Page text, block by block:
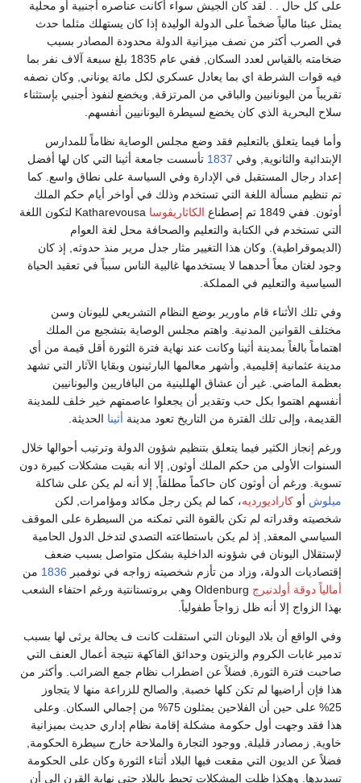
على كل حال . . لقد كان الجيش سواء أكانت عناصره أجنبية أو محلية
يمثل عبئا مالياً ضخماً على الدولة الوليدة إذا كان يستهلك مثلما حدث
في الصرب أكثر من نصف ميزانية الدولة محدودة المصادر بسبب
ضخامته بالقياس لعدد السكان, ففي عام 1835 بلغ سبعة آلاف نفر بما
فيه قوات الشرطة اي بما يعادل عسكري لكل مائة يوناني, وكان نصفه
تقريباً من اليونانيين والباقي من المرتزقة, ويخضع لنفوذ أجنبي بإستثناء
سلاح البحرية الذي كان يخضع لسيطرة اليونانيين أنفسهم.
وأما فيما يتعلق بالتعليم فقد وضع مجلس الوصاية نظاماً للمدارس
الإبتدائية والثانوية, وفي 1837 تأسست جامعة أثينا التي كان لها أفضل
إعداد رجال المستقبل في الإدارة وفي السياسة على نطاق واسع. كما
تم تنظيم مسألة اللغة التي تستخدم وذلك في أواخر أيام حكم الملك
أوثون. ففي 1849 تم إصطناع
الكاثاريڤوسا
Katharevousa لتكون اللغة
التي تستخدم في الكتابة والتعليم والصحافة محل لغة العوام
(الديموقراطية). وكان هذا التغيير مثار جدل مرير منذ حدوثه, إذ كان
وجود لغتان معاً أحدهما لا يستخدمها غالبية الناس سبباً في تعقيد الحياة
السياسية والتعليم في المملكة.
وفي تلك الأثناء قام ماورير بوضع النظام التشريعي لليونان وسن
مختلف القوانين المدنية. واهتم مجلس الوصاية بتشجيع من الملك
اهتماماً بالغاً بمدينة أثينا وكانت عند نهاية فترة الثورة أقل قيمة من أي
مدينة عثمانية إقليمية, وأشهر معالمها البارثينون وبقايا الآثار التي تشهد
بعظمة الماضي. غير أن عشاق الهللينية من البافاريين واليونانيين
أنفسهم اهتموا بكل حب وتقدير أن يجعلوا عاصمتهم خير خلف للمدينة
القديمة، وإلى تلك الفترة من التاريخ تعود مدينة أثينا الحديثة.
ورغم إنجاز الكثير فيما يتعلق بتنظيم شؤون الدولة وترتيب أحوالها خلال
السنوات الأولى من حكم الملك أوثون, إلا أنه بقيت مشكلات كبيرة دون
تسوية. ورغم أن أوثون كان حاكماً مطلقاً, إلا أنه لم يكن على شاكلة
ميلوش أو كاراديورديه، كما لم يكن رجل مكائد ومؤامرات, لكن
شخصيته وقدراته لم تكن بالقوة التي تمكنه من السيطرة على الموقف
السياسي المعقد, إذ لم يكن باستطاعته التصدي لتدخل الدول الحامية
لإستقلال اليونان في شؤونه الداخلية بشكل متواصل بسبب ضعف
إقتصاديات الدولة، وزاد من تأزم شخصيته زواجه في نوفمبر 1836 من
أمالياً دوقة أولدنبرج
Oldenburg وهي بروتستانتية ورغم احتفاء الشعب
بهذا الزواج إلا أنه ظل زواجاً طفولياً.
وفي الواقع أن بلاد اليونان التي استقلت كانت ف يحالة يرثى لها بسبب
تدمير غابات الكروم والزيتون وحدائق الفاكهة نتيجة أعمال العنف التي
صاحبت فترة الثورة, فضلاً عن اضطراب نظام جمع الضرائب. وأكثر من
هذا فإن أراضيها لم تكن كلها خصبة, والصالح للزراعة منها لا يتجاوز
25% على حين أن الفلاحين يمثلون 75% من إجمالي السكان. وعلى
هذا فقد وجهت أول حكومة مشكلة إقامة نظام إداري حديث بميزانية
خاوية, زمصادر قليلة, ووجود التجارة والملاحة خارج سيطرة الحكومة,
فضلاً عن الديون التي مقعت فيها البلاد أثناء الثورة وكان على الحكومة
تسديدها. وهكذا ظلت المشكلات تحيط بالبلاد حتى نهاية القرن إلى أن